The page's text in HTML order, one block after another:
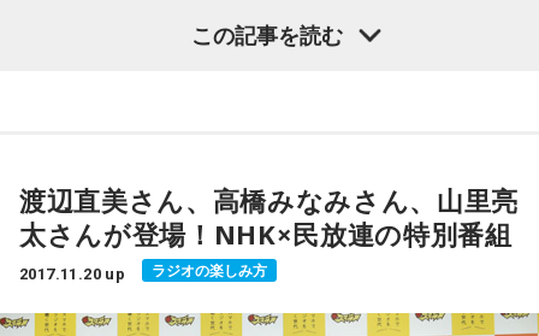
この番組をラジコで聴く
まつわるとっておきの話を伝えています。例えば「クラゲの
睡眠」に関するお話では、クラゲは心臓も脳もない生き物で
すが、体を休めているのではないか、という報告があったと
いう話がありました。
■番組URL：http://www.joqr.co.jp/mikucha/
この番組をラジコで聴く
ラジコでラジオを聴こう！
渡辺麻友さん卒業目前のイベント
卒業を目前に控えたAKB48を代表する王道アイドル"まゆ
ゆ"こと渡辺麻友さん。フレンドシップや友情という言葉が希
を想う気持ち”とは？
この記事を読む
渡辺直美さん、高橋みなみさん、山里亮
太さんが登場！NHK×民放連の特別番組
2017.11.20 up ラジオの楽しみ方